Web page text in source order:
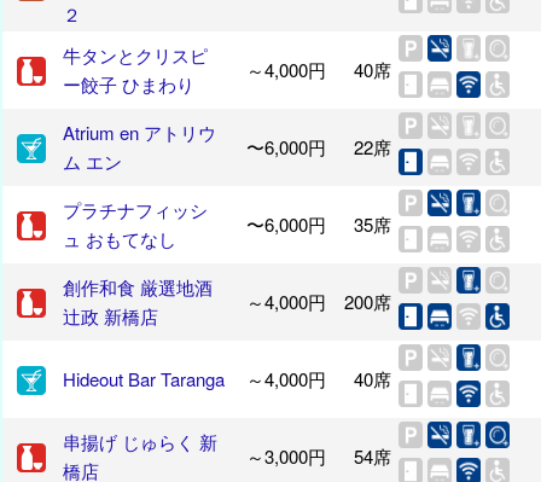
２
牛タンとクリスピ
ー餃子 ひまわり
～4,000円 40席
Atrium en アトリウ
ム エン
〜6,000円 22席
プラチナフィッシ
ュ おもてなし
〜6,000円 35席
創作和食 厳選地酒
辻政 新橋店
～4,000円 200席
Hideout Bar Taranga ～4,000円 40席
串揚げ じゅらく 新
橋店
～3,000円 54席